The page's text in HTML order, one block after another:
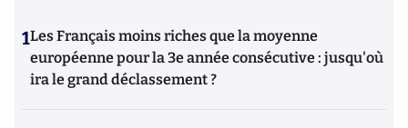
1Les Français moins riches que la moyenne
européenne pour la 3e année consécutive : jusqu'où
ira le grand déclassement ?